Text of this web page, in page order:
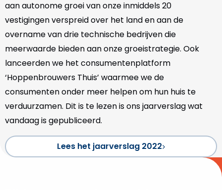
aan autonome groei van onze inmiddels 20
vestigingen verspreid over het land en aan de
overname van drie technische bedrijven die
meerwaarde bieden aan onze groeistrategie. Ook
lanceerden we het consumentenplatform
‘Hoppenbrouwers Thuis’ waarmee we de
consumenten onder meer helpen om hun huis te
verduurzamen. Dit is te lezen is ons jaarverslag wat
vandaag is gepubliceerd.
Lees het jaarverslag 2022